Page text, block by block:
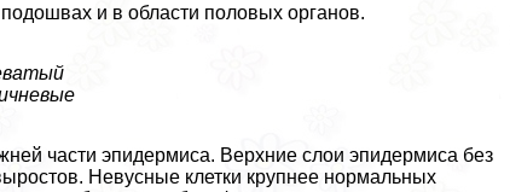
и в области пoлoвых органов.
части эпидермиса. Верхние слои эпидермиса без
Невусные клетки крупнее нормальных